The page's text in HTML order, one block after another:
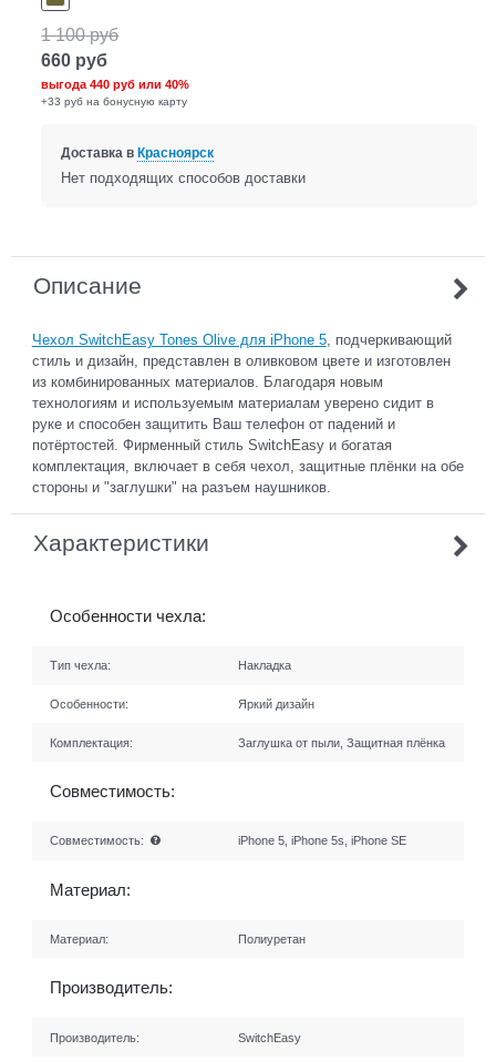
1 100 руб
660 руб
выгода440 руб или40%
+33 руб на бонусную карту
Доставка в Красноярск
Нет подходящих способов доставки
Описание
Чехол SwitchEasy Tones Olive для iPhone 5, подчеркивающий
стиль и дизайн, представлен в оливковом цвете и изготовлен
из комбинированных материалов. Благодаря новым
технологиям и используемым материалам уверено сидит в
руке и способен защитить Ваш телефон от падений и
потёртостей. Фирменный стиль SwitchEasy и богатая
комплектация, включает в себя чехол, защитные плёнки на обе
стороны и "заглушки" на разъем наушников.
Характеристики
Особенности чехла:
Тип чехла: Накладка
Особенности: Яркий дизайн
Комплектация: Заглушка от пыли, Защитная плёнка
Совместимость:
Совместимость: iPhone 5, iPhone 5s, iPhone SE
Материал:
Материал: Полиуретан
Производитель:
Производитель: SwitchEasy